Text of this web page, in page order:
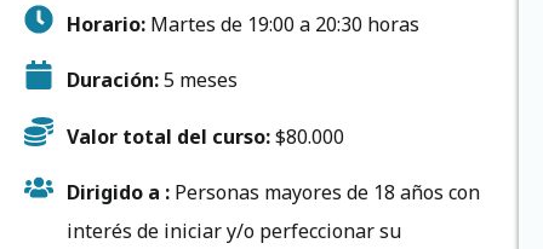
Horario: Martes de 19:00 a 20:30 horas
Duración:5 meses
Valor total del curso:$80.000
Dirigido a : Personas mayores de 18 años con
interés de iniciar y/o perfeccionar su